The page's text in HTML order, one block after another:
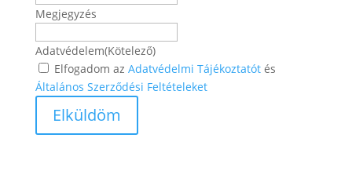
Megjegyzés
Adatvédelem(Kötelező)
Elfogadom az Adatvédelmi Tájékoztatótés
Általános Szerződési Feltételeket